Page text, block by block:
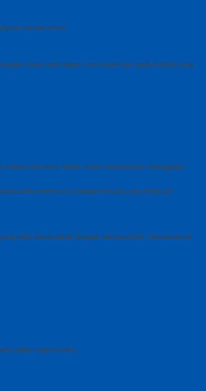
secara resmi.
harus teliti dalam mencetak logo pada medali yang
selama bertahun-tahun, kami menawarkan keunggulan
Anda membuat prototipe desain yang eksklusif
telah disesuaikan dengan antropometri mahasiswa di
gratis ongkos kirim.